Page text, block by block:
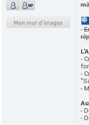
-
-
-
-
-
-